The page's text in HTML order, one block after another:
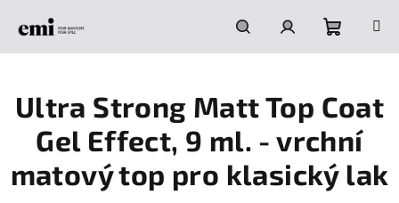
HledatPřihlášeníNákupní
košík
Ultra Strong Matt Top Coat
Gel Effect, 9 ml. - vrchní
matový top pro klasický lak